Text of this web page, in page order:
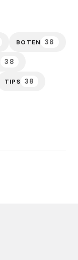
BOTEN 38
38
TIPS 38